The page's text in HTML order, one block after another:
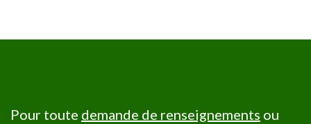
Pour toute demande de renseignements ou